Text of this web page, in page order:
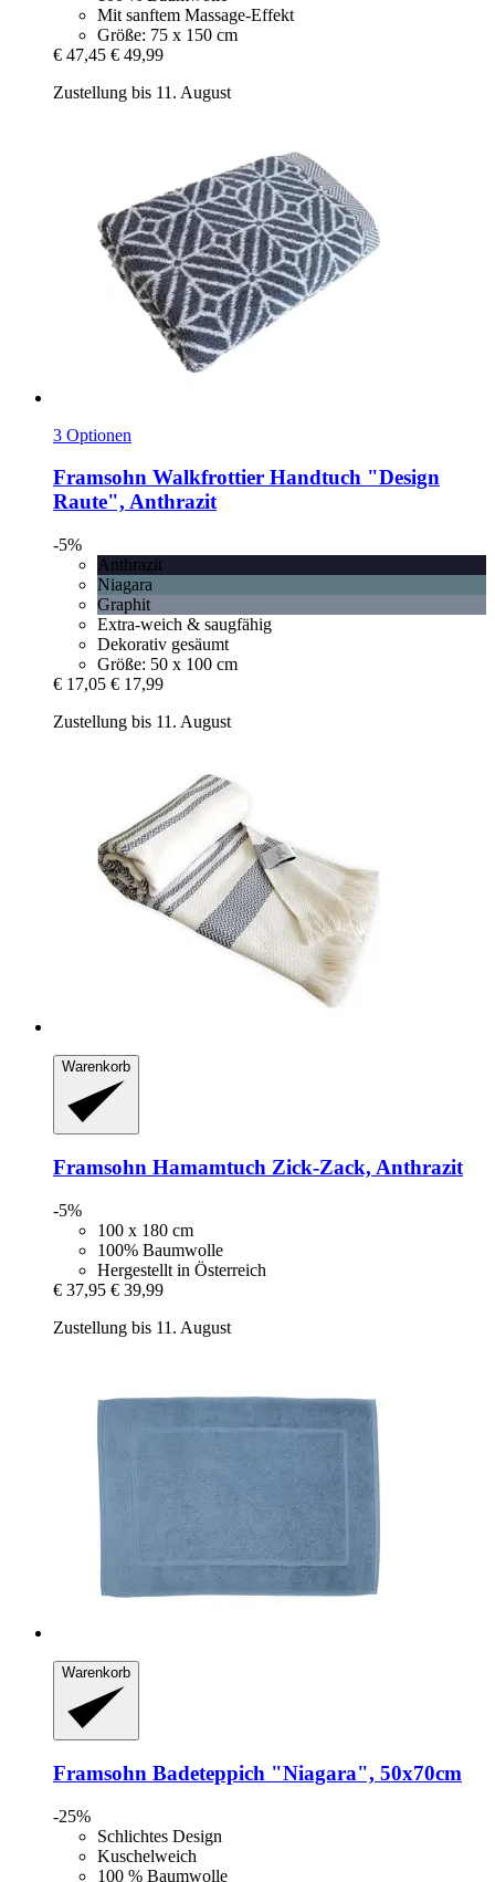
Mit sanftem Massage-Effekt
Größe: 75 x 150 cm
€ 47,45 € 49,99
Zustellung bis 11. August
3 Optionen
Framsohn Walkfrottier Handtuch "Design
Raute", Anthrazit
-5%
Anthrazit
Niagara
Graphit
Extra-weich & saugfähig
Dekorativ gesäumt
Größe: 50 x 100 cm
€ 17,05 € 17,99
Zustellung bis 11. August
Warenkorb
Framsohn Hamamtuch Zick-​Zack, Anthrazit
-5%
100 x 180 cm
100% Baumwolle
Hergestellt in Österreich
€ 37,95 € 39,99
Zustellung bis 11. August
Warenkorb
Framsohn Badeteppich "Niagara", 50x70cm
-25%
Schlichtes Design
Kuschelweich
100 % Baumwolle